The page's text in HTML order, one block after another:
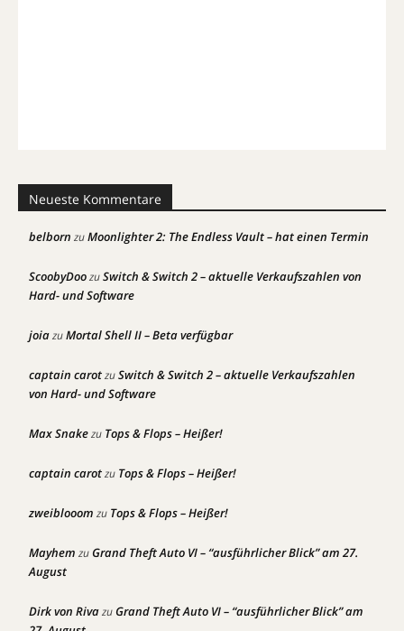
Neueste Kommentare
belborn zuMoonlighter 2: The Endless Vault – hat einen Termin
ScoobyDoozuSwitch & Switch 2 – aktuelle Verkaufszahlen von
Hard- und Software
joiazuMortal Shell II – Beta verfügbar
captain carotzuSwitch & Switch 2 – aktuelle Verkaufszahlen
von Hard- und Software
Max Snakezu Tops & Flops – Heißer!
captain carotzu Tops & Flops – Heißer!
zweiblooom zu Tops & Flops – Heißer!
Mayhem zuGrand Theft Auto VI – “ausführlicher Blick” am 27.
August
Dirk von RivazuGrand Theft Auto VI – “ausführlicher Blick” am